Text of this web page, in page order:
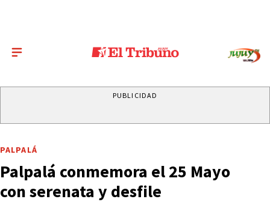
PUBLICIDAD
PALPALÁ
Palpalá conmemora el 25 Mayo
con serenata y desfile